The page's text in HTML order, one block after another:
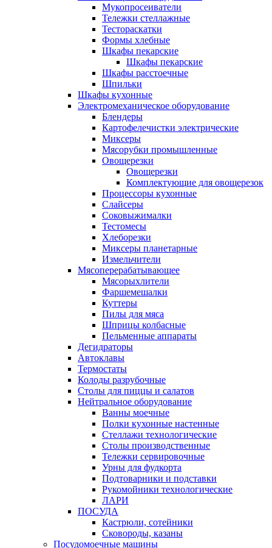
Мукопросеиватели
Тележки стеллажные
Тестораскатки
Формы хлебные
Шкафы пекарские
Шкафы пекарские
Шкафы расстоечные
Шпильки
Шкафы кухонные
Электромеханическое оборудование
Блендеры
Картофелечистки электрические
Миксеры
Мясорубки промышленные
Овощерезки
Овощерезки
Комплектующие для овощерезок
Процессоры кухонные
Слайсеры
Соковыжималки
Тестомесы
Хлеборезки
Миксеры планетарные
Измельчители
Мясоперерабатывающее
Мясорыхлители
Фаршемешалки
Куттеры
Пилы для мяса
Шприцы колбасные
Пельменные аппараты
Дегидраторы
Автоклавы
Термостаты
Колоды разрубочные
Столы для пиццы и салатов
Нейтральное оборудование
Ванны моечные
Полки кухонные настенные
Стеллажи технологические
Столы производственные
Тележки сервировочные
Урны для фудкорта
Подтоварники и подставки
Рукомойники технологические
ЛАРИ
ПОСУДА
Кастрюли, сотейники
Сковороды, казаны
Посудомоечные машины